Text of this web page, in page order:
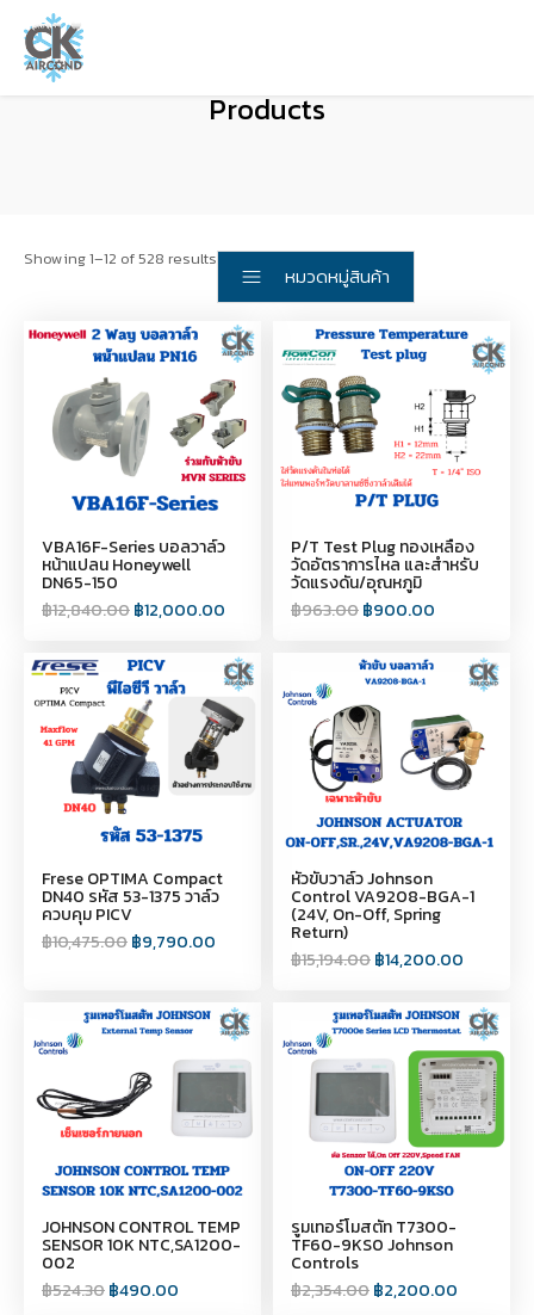
Products
Showing 1–12 of 528 results
หมวดหมู่สินค้า
VBA16F-Series บอลวาล์ว
หน้าแปลน Honeywell
DN65-150
฿12,840.00฿12,000.00
P/T Test Plug ทองเหลือง
วัดอัตราการไหล และสำหรับ
วัดแรงดัน/อุณหภูมิ
฿963.00฿900.00
Frese OPTIMA Compact
DN40 รหัส 53-1375 วาล์ว
ควบคุม PICV
฿10,475.00฿9,790.00
หัวขับวาล์ว Johnson
Control VA9208-BGA-1
(24V, On-Off, Spring
Return)
฿15,194.00฿14,200.00
JOHNSON CONTROL TEMP
SENSOR 10K NTC,SA1200-
002
฿524.30฿490.00
รูมเทอร์โมสตัท T7300-
TF60-9KS0 Johnson
Controls
฿2,354.00฿2,200.00